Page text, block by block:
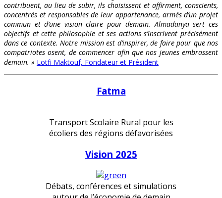
contribuent, au lieu de subir, ils choisissent et affirment, conscients,
concentrés et responsables de leur appartenance, armés d’un projet
commun et d’une vision claire pour demain. Almadanya sert ces
objectifs et cette philosophie et ses actions s’inscrivent précisément
dans ce contexte. Notre mission est d’inspirer, de faire pour que nos
compatriotes osent, de commencer afin que nos jeunes embrassent
demain. » Lotfi Maktouf, Fondateur et Président
Fatma
Transport Scolaire Rural pour les
écoliers des régions défavorisées
Vision 2025
Débats, conférences et simulations